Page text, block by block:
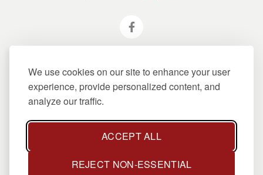
We use cookies on our site to enhance your user
experience, provide personalized content, and
analyze our traffic.
ACCEPT ALL
REJECT NON-ESSENTIAL
Informacija
Slapukų politika